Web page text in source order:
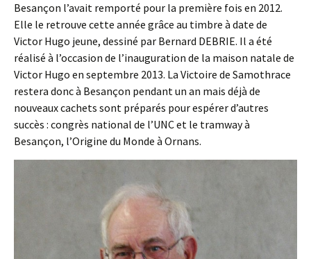
Besançon l’avait remporté pour la première fois en 2012.
Elle le retrouve cette année grâce au timbre à date de
Victor Hugo jeune, dessiné par Bernard DEBRIE. Il a été
réalisé à l’occasion de l’inauguration de la maison natale de
Victor Hugo en septembre 2013. La Victoire de Samothrace
restera donc à Besançon pendant un an mais déjà de
nouveaux cachets sont préparés pour espérer d’autres
succès : congrès national de l’UNC et le tramway à
Besançon, l’Origine du Monde à Ornans.